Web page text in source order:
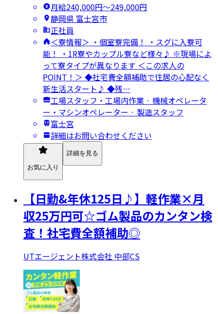
月給240,000円〜249,000円
静岡県 富士宮市
正社員
＜寮情報＞ ・個室寮完備！ ・スグに入寮可
能！ ・1R寮やカップル寮など様々♪ ※現場によ
って寮タイプが異なります ＜この求人の
POINT！＞ ◆社宅費全額補助で住居の心配なく
新生活スタート♪ ◆残…
工場スタッフ・工場内作業 · 機械オペレータ
ー・マシンオペレーター · 製造スタッフ
富士宮
詳細はお問い合わせください
お気に入り
詳細を見る
【日勤&年休125日♪】軽作業×月
収25万円可☆ゴム製品のカンタン検
査！社宅費全額補助◎
UTエージェント株式会社 中部CS